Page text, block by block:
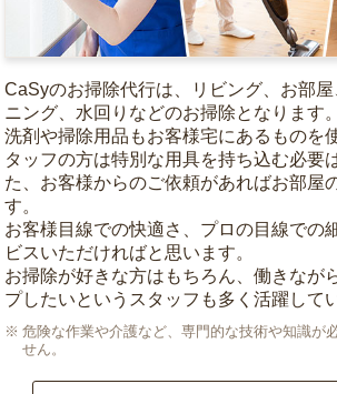
CaSyのお掃除代行は、リビング、お部
ニング、水回りなどのお掃除となります。
洗剤や掃除用品もお客様宅にあるものを
タッフの方は特別な用具を持ち込む必要
た、お客様からのご依頼があればお部屋
す。
お客様目線での快適さ、プロの目線での
ビスいただければと思います。
お掃除が好きな方はもちろん、働きなが
プしたいというスタッフも多く活躍して
危険な作業や介護など、専門的な技術や知識が
せん。